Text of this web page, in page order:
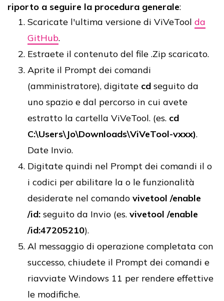
riporto a seguire la procedura generale:
Scaricate l'ultima versione di ViVeTool da
GitHub.
Estraete il contenuto del file .Zip scaricato.
Aprite il Prompt dei comandi
(amministratore), digitate cd seguito da
uno spazio e dal percorso in cui avete
estratto la cartella ViVeTool. (es. cd
C:\Users\Jo\Downloads\ViVeTool-vxxx).
Date Invio.
Digitate quindi nel Prompt dei comandi il o
i codici per abilitare la o le funzionalità
desiderate nel comando vivetool /enable
/id: seguito da Invio (es. vivetool /enable
/id:47205210).
Al messaggio di operazione completata con
successo, chiudete il Prompt dei comandi e
riavviate Windows 11 per rendere effettive
le modifiche.